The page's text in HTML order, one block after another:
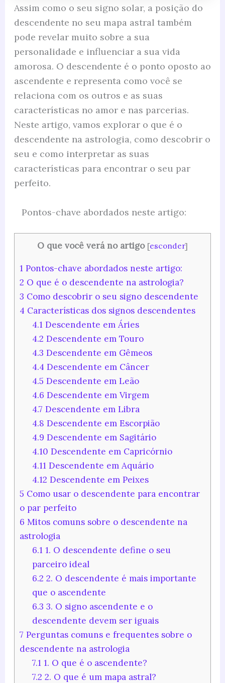
Assim como o seu signo solar, a posição do
descendente no seu mapa astral também
pode revelar muito sobre a sua
personalidade e influenciar a sua vida
amorosa. O descendente é o ponto oposto ao
ascendente e representa como você se
relaciona com os outros e as suas
características no amor e nas parcerias.
Neste artigo, vamos explorar o que é o
descendente na astrologia, como descobrir o
seu e como interpretar as suas
características para encontrar o seu par
perfeito.
Pontos-chave abordados neste artigo:
O que você verá no artigo [esconder]
1Pontos-chave abordados neste artigo:
2 O que é o descendente na astrologia?
3 Como descobrir o seu signo descendente
4 Características dos signos descendentes
4.1 Descendente em Áries
4.2 Descendente em Touro
4.3 Descendente em Gêmeos
4.4 Descendente em Câncer
4.5 Descendente em Leão
4.6 Descendente em Virgem
4.7 Descendente em Libra
4.8 Descendente em Escorpião
4.9 Descendente em Sagitário
4.10 Descendente em Capricórnio
4.11 Descendente em Aquário
4.12 Descendente em Peixes
5 Como usar o descendente para encontrar
o par perfeito
6 Mitos comuns sobre o descendente na
astrologia
6.1 1. O descendente define o seu
parceiro ideal
6.2 2. O descendente é mais importante
que o ascendente
6.3 3. O signo ascendente e o
descendente devem ser iguais
7 Perguntas comuns e frequentes sobre o
descendente na astrologia
7.1 1. O que é o ascendente?
7.2 2. O que é um mapa astral?